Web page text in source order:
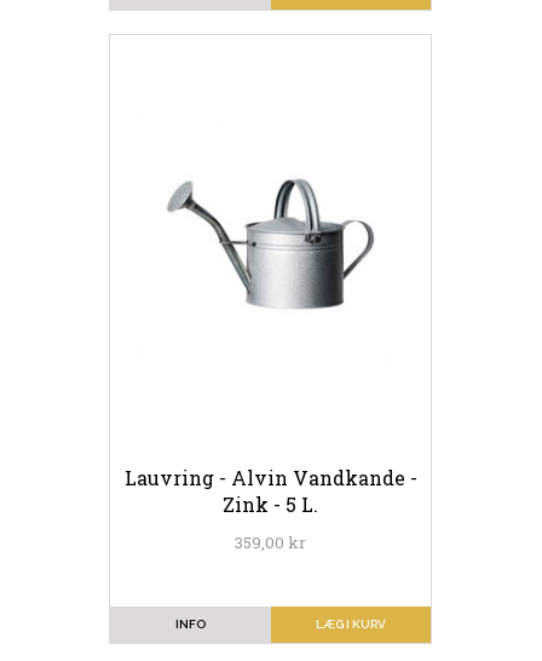
Lauvring - Alvin Vandkande -
Zink - 5 L.
359,00 kr
LÆG I KURV
INFO